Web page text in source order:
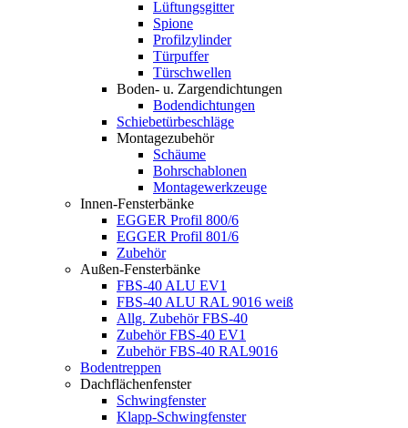
Lüftungsgitter
Spione
Profilzylinder
Türpuffer
Türschwellen
Boden- u. Zargendichtungen
Bodendichtungen
Schiebetürbeschläge
Montagezubehör
Schäume
Bohrschablonen
Montagewerkzeuge
Innen-Fensterbänke
EGGER Profil 800/6
EGGER Profil 801/6
Zubehör
Außen-Fensterbänke
FBS-40 ALU EV1
FBS-40 ALU RAL 9016 weiß
Allg. Zubehör FBS-40
Zubehör FBS-40 EV1
Zubehör FBS-40 RAL9016
Bodentreppen
Dachflächenfenster
Schwingfenster
Klapp-Schwingfenster